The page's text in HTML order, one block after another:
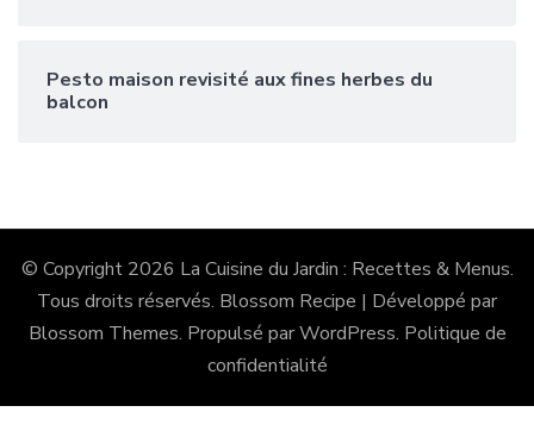
Pesto maison revisité aux fines herbes du
balcon
© Copyright 2026 La Cuisine du Jardin : Recettes & Menus.
Tous droits réservés. Blossom Recipe | Développé par
Blossom Themes. Propulsé parWordPress. Politique de
confidentialité